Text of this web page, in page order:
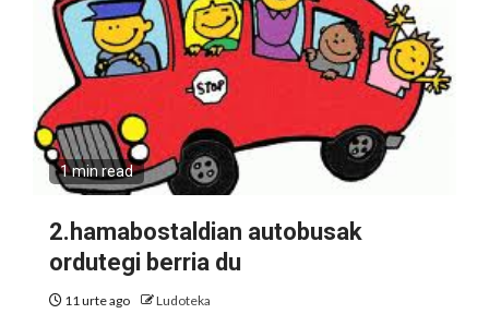
1 min read
2.hamabostaldian autobusak
ordutegi berria du
11 urte ago Ludoteka